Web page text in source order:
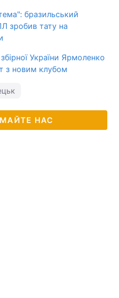
бразильський
зробив тату на
України Ярмоленко
з новим клубом
НАС